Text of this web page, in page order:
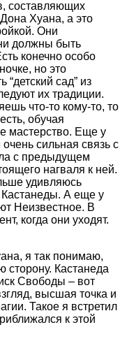
составляющих
Хуана, а это
Они
должны быть
конечно особо
но это
сад” из
их традиции.
что-то кому-то, то
обучая
мастерство. Еще у
сильная связь с
с предыдущем
нагваля к ней.
удивляюсь
Кастанеды. А еще у
Неизвестное. В
когда они уходят.
я так понимаю,
сторону. Кастанеда
Свободы – вот
высшая точка и
Такое я встретил
к этой